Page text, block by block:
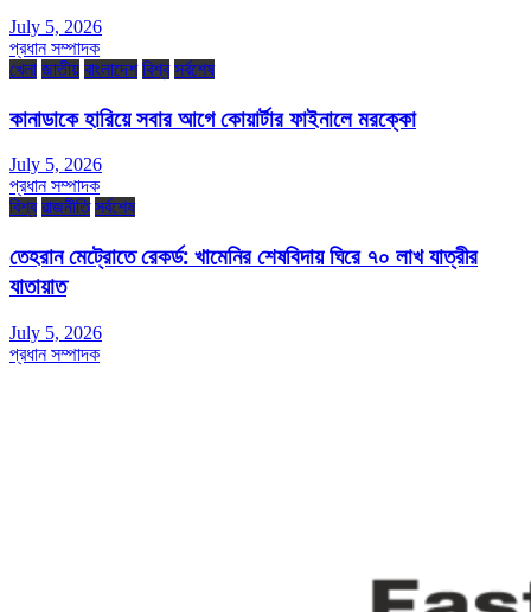
July 5, 2026
প্রধান সম্পাদক
খেলা জাতীয় বাংলাদেশ বিশ্ব সর্বশেষ
কানাডাকে হারিয়ে সবার আগে কোয়ার্টার ফাইনালে মরক্কো
July 5, 2026
প্রধান সম্পাদক
বিশ্ব রাজনীতি সর্বশেষ
তেহরান মেট্রোতে রেকর্ড: খামেনির শেষবিদায় ঘিরে ৭০ লাখ যাত্রীর
যাতায়াত
July 5, 2026
প্রধান সম্পাদক